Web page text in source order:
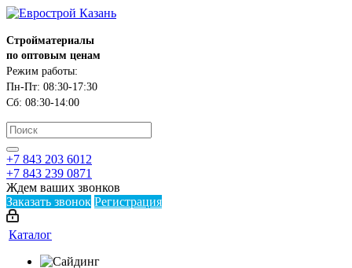
Стройматериалы
по оптовым ценам
Режим работы:
Пн-Пт: 08:30-17:30
Сб: 08:30-14:00
+7 843 203 6012
+7 843 239 0871
Ждем ваших звонков
Заказать звонок Регистрация
Каталог